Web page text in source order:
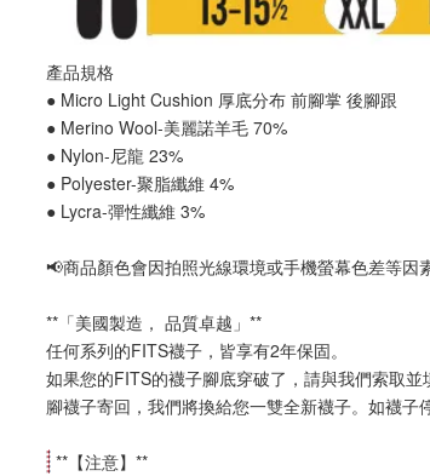
產品規格
● Micro Light Cushion 厚底分布 前腳掌 後腳跟
● Merino Wool-美麗諾羊毛 70%
● Nylon-尼龍 23%
● Polyester-聚脂纖維 4%
● Lycra-彈性纖維 3%
📢商品顏色會因拍照光線環境或手機螢幕色差等因
**「美國製造， 品質卓越」**
任何系列的FITS襪子，皆享有2年保固。
如果您的FITS的襪子腳底穿破了，請與我們索取
腳襪子寄回，我們將換給您一雙全新襪子。如襪子
**【注意】**